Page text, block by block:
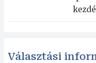
Választási